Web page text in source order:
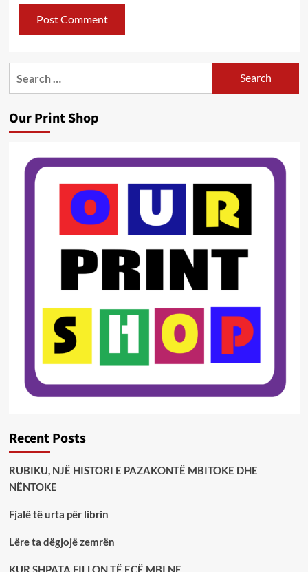
Our Print Shop
Recent Posts
RUBIKU, NJË HISTORI E PAZAKONTË MBITOKE DHE
NËNTOKE
Fjalë të urta për librin
Lëre ta dëgjojë zemrën